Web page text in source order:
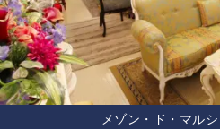
メゾン・ド・マル